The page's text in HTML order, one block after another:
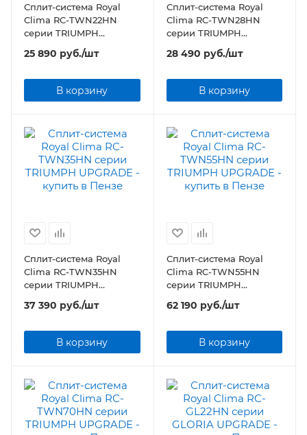
Сплит-система Royal
Clima RC-TWN22HN
серии TRIUMPH
25 890 руб./шт
В корзину
Сплит-система Royal
Clima RC-TWN28HN
серии TRIUMPH
28 490 руб./шт
В корзину
Сплит-система Royal
Clima RC-TWN35HN
серии TRIUMPH
37 390 руб./шт
В корзину
Сплит-система Royal
Clima RC-TWN55HN
серии TRIUMPH
62 190 руб./шт
В корзину